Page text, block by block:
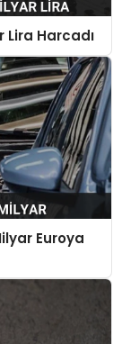
Lira Harcadı
Euroya